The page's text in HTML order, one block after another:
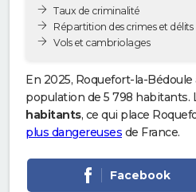
Taux de criminalité
Répartition des crimes et délits
Vols et cambriolages
En 2025, Roquefort-la-
population de 5 798 habitants.
habitants, ce qui place
plus dangereuses de France.
Facebook